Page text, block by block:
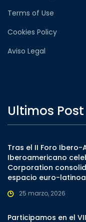
Terms of Use
Cookies Policy
Aviso Legal
Ultimos Post
Tras el II Foro Ibero-
Iberoamericano
Corporation
espacio euro-
25 marzo, 2026
Participamos en el